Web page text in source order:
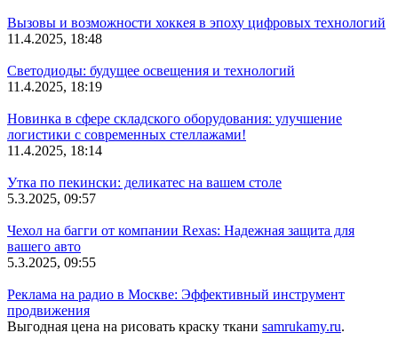
Вызовы и возможности хоккея в эпоху цифровых технологий
11.4.2025, 18:48
Светодиоды: будущее освещения и технологий
11.4.2025, 18:19
Новинка в сфере складского оборудования: улучшение
логистики с современных стеллажами!
11.4.2025, 18:14
Утка по пекински: деликатес на вашем столе
5.3.2025, 09:57
Чехол на багги от компании Rexas: Надежная защита для
вашего авто
5.3.2025, 09:55
Реклама на радио в Москве: Эффективный инструмент
продвижения
Выгодная цена на рисовать краску ткани samrukamy.ru.